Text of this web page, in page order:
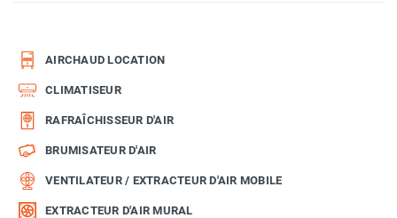
AIRCHAUD LOCATION
CLIMATISEUR
RAFRAÎCHISSEUR D'AIR
BRUMISATEUR D'AIR
VENTILATEUR / EXTRACTEUR D'AIR MOBILE
EXTRACTEUR D'AIR MURAL